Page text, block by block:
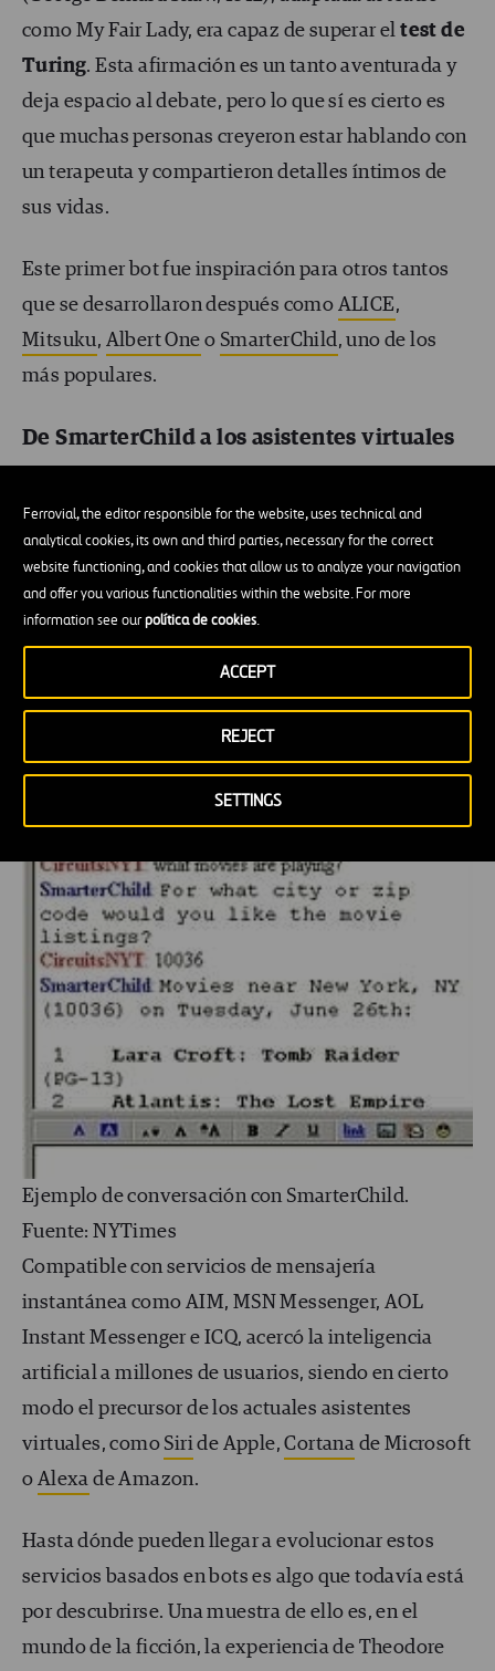
Ferrovial, the editor responsible for the website, uses technical and
analytical cookies, its own and third parties, necessary for the correct
website functioning, and cookies that allow us to analyze your navigation
and offer you various functionalities within the website. For more
information see ourpolítica de cookies.
SETTINGS
REJECT
ACCEPT
como My Fair Lady, era capaz de superar eltest de
Turing. Esta afirmación es un tanto aventurada y
deja espacio al debate, pero lo que sí es cierto es
que muchas personas creyeron estar hablando con
un terapeuta y compartieron detalles íntimos de
sus vidas.
Este primer bot fue inspiración para otros tantos
que se desarrollaron después como ALICE,
Mitsuku, Albert One o SmarterChild, uno de los
más populares.
De SmarterChild a los asistentes virtuales
destacaba por su capacidad para procesar el
lenguaje, entendiendo y respondiendo de manera
natural a las cuestiones que se le planteaban. Pero
fue además el primer bot en
, siendo capaz de facilitar información
sobre temas muy variados como horarios de cine,
previsiones de clima o resultados deportivos.
Ejemplo de conversación con SmarterChild.
Fuente: NYTimes
Compatible con servicios de mensajería
instantánea como AIM, MSN Messenger, AOL
Instant Messenger e ICQ, acercó la inteligencia
artificial a millones de usuarios, siendo en cierto
modo el precursor de los actuales asistentes
virtuales, como Siride Apple,Cortana de Microsoft
o Alexa de Amazon.
Hasta dónde pueden llegar a evolucionar estos
servicios basados en bots es algo que todavía está
por descubrirse. Una muestra de ello es, en el
mundo de la ficción, la experiencia de Theodore